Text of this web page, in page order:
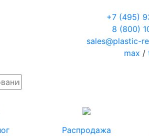
+7 (495)
8 (800)
sales@plastic-
max /
Распродажа